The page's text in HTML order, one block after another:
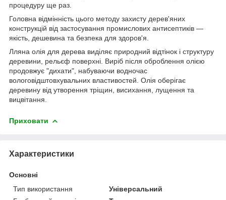
процедуру ще раз.
Головна відмінність цього методу захисту дерев'яних
конструкцій від застосування промислових антисептиків —
якість, дешевина та безпека для здоров'я.
Лляна олія для дерева виділяє природний відтінок і структуру
деревини, рельєф поверхні. Виріб після оброблення олією
продовжує "дихати", набуваючи водночас
вологовідштовхувальних властивостей. Олія оберігає
деревину від утворення тріщин, висихання, лущення та
вицвітання.
Приховати
Характеристики
Основні
Тип використання
Універсальний